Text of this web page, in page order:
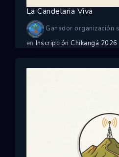
La Candelaria Viva
Ganador organización
en Inscripción Chikangá 2026